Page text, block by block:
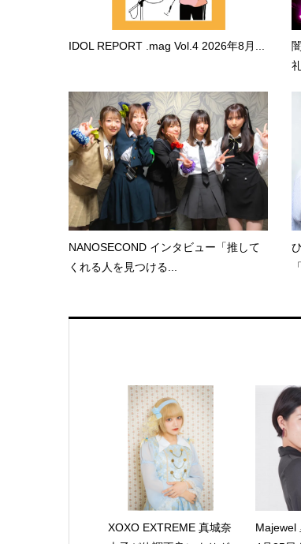
IDOL REPORT .mag Vol.4 2026年8月...
NANOSECOND インタビュー「推して
くれる人を見つける...
XOXO EXTREME 真城奈
Majewel